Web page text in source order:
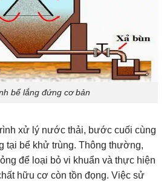
bể lắng đứng cơ bản
xử lý nước thải, bước cuối cùng
tại bể khử trùng. Thông thường,
để loại bỏ vi khuẩn và thực hiện
hữu cơ còn tồn đọng. Việc sử